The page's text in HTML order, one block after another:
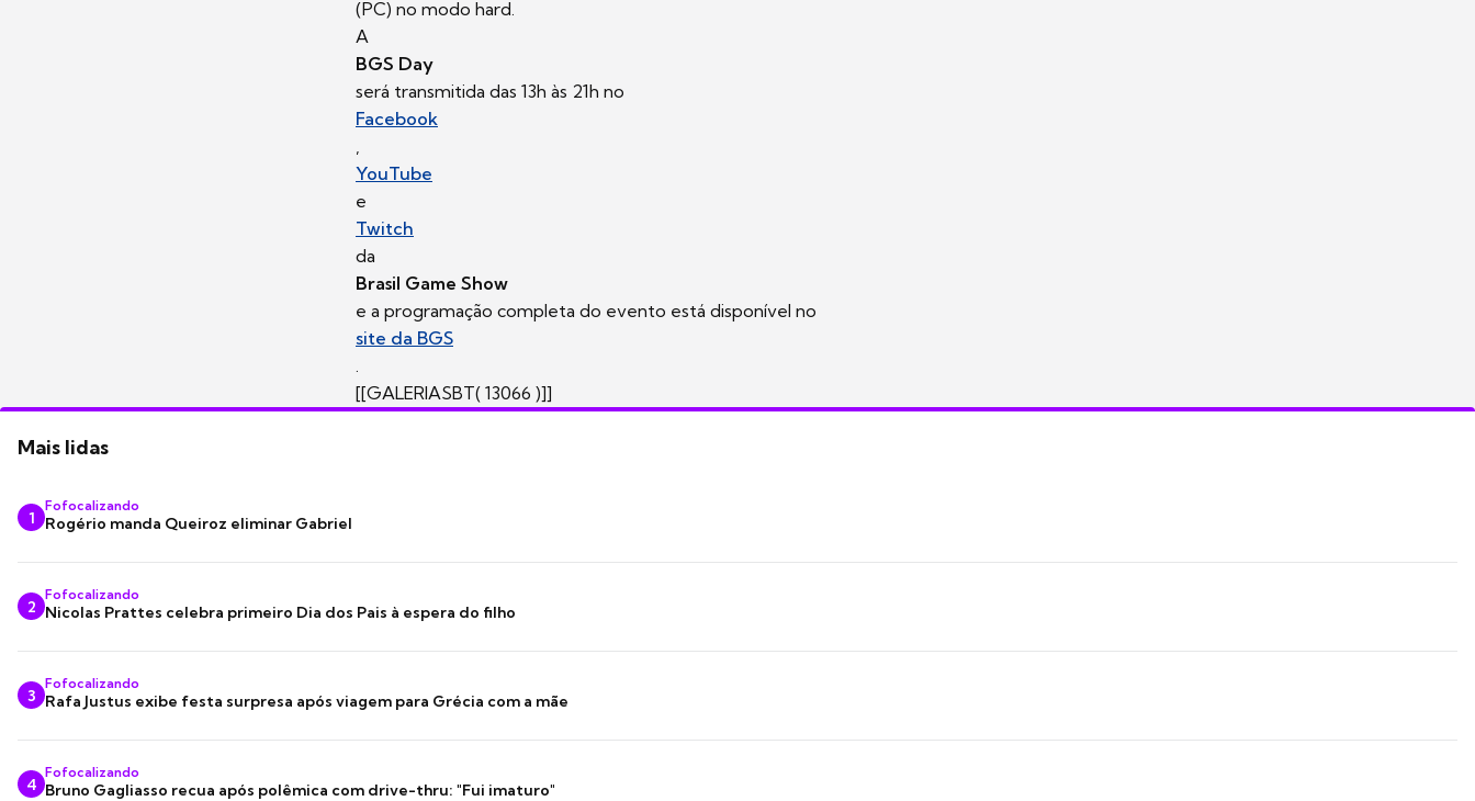
(PC) no modo hard.
A
BGS Day
será transmitida das 13h às 21h no
Facebook
YouTube
e
Twitch
da
Brasil Game Show
e a programação completa do evento está disponível no
site da BGS
[[GALERIASBT( 13066 )]]
Mais lidas
1
Fofocalizando
Rogério manda Queiroz eliminar Gabriel
2
Fofocalizando
Nicolas Prattes celebra primeiro Dia dos Pais à espera do filho
3
Fofocalizando
Rafa Justus exibe festa surpresa após viagem para Grécia com a mãe
4
Fofocalizando
Bruno Gagliasso recua após polêmica com drive-thru: "Fui imaturo"